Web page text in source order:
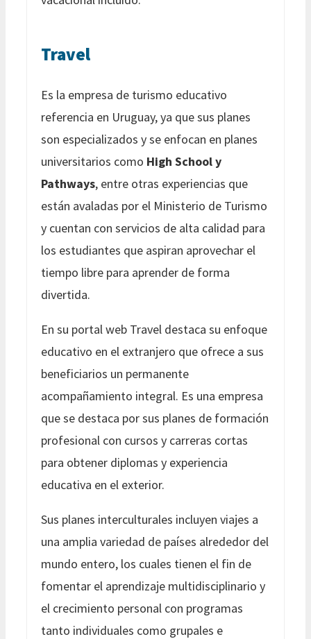
Travel
Es la empresa de turismo educativo
referencia en Uruguay, ya que sus planes
son especializados y se enfocan en planes
universitarios como High School y
Pathways, entre otras experiencias que
están avaladas por el Ministerio de Turismo
y cuentan con servicios de alta calidad para
los estudiantes que aspiran aprovechar el
tiempo libre para aprender de forma
divertida.
En su portal web Travel destaca su enfoque
educativo en el extranjero que ofrece a sus
beneficiarios un permanente
acompañamiento integral. Es una empresa
que se destaca por sus planes de formación
profesional con cursos y carreras cortas
para obtener diplomas y experiencia
educativa en el exterior.
Sus planes interculturales incluyen viajes a
una amplia variedad de países alrededor del
mundo entero, los cuales tienen el fin de
fomentar el aprendizaje multidisciplinario y
el crecimiento personal con programas
tanto individuales como grupales e